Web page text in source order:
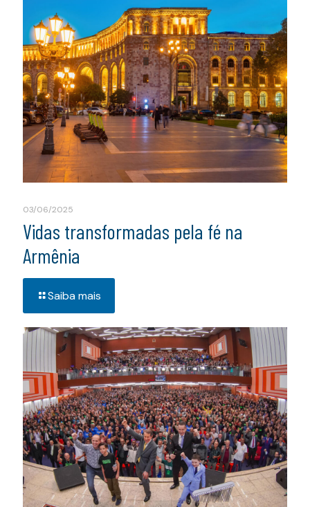
03/06/2025
Vidas transformadas pela fé na
Armênia
Saiba mais